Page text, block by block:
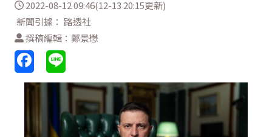
2022-08-12 09:46(12-13 20:15更新)
新聞引據： 路透社
撰稿編輯：鄭景懋